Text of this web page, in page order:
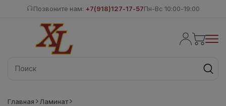
Позвоните нам: +7(918)127-17-57Пн-Вс 10:00-19:00
Главная
Ламинат